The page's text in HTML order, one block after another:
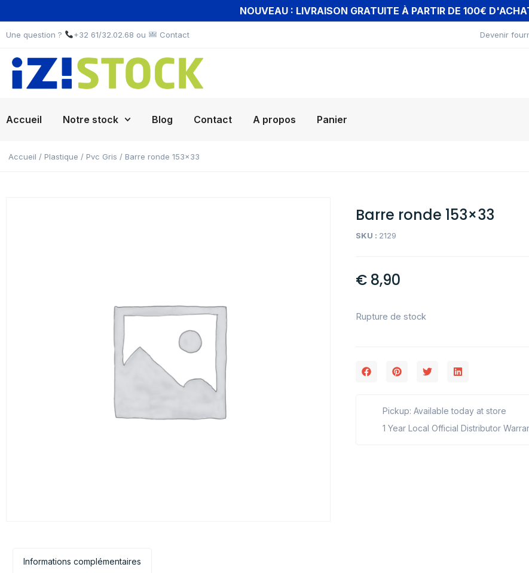
NOUVEAU : LIVRAISON GRATUITE À PARTIR DE 100€
Une question ? +32 61/32.02.68 ou Contact Devenir
Accueil Notre stock Blog Contact A propos Panier
Accueil / Plastique / Pvc Gris / Barre ronde 153×33
Barre ronde 153×33
SKU : 2129
€ 8,90
Rupture de stock
Pickup: Available today at store
1 Year Local Official Distributor
Informations complémentaires